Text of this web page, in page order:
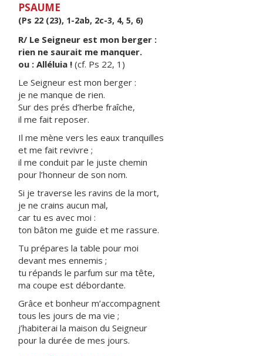
PSAUME
(Ps 22 (23), 1-2ab, 2c-3, 4, 5, 6)
R/ Le Seigneur est mon berger :
rien ne saurait me manquer.
ou : Alléluia ! (cf. Ps 22, 1)
Le Seigneur est mon berger :
je ne manque de rien.
Sur des prés d’herbe fraîche,
il me fait reposer.
Il me mène vers les eaux tranquilles
et me fait revivre ;
il me conduit par le juste chemin
pour l’honneur de son nom.
Si je traverse les ravins de la mort,
je ne crains aucun mal,
car tu es avec moi :
ton bâton me guide et me rassure.
Tu prépares la table pour moi
devant mes ennemis ;
tu répands le parfum sur ma tête,
ma coupe est débordante.
Grâce et bonheur m’accompagnent
tous les jours de ma vie ;
j’habiterai la maison du Seigneur
pour la durée de mes jours.